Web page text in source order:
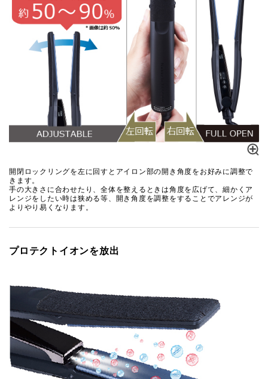
開閉ロックリングを左に回すとアイロン部の開き角度をお好みに調整で
きます。
手の大きさに合わせたり、全体を整えるときは角度を広げて、細かくア
レンジをしたい時は狭める等、開き角度を調整をすることでアレンジが
よりやり易くなります。
プロテクトイオンを放出